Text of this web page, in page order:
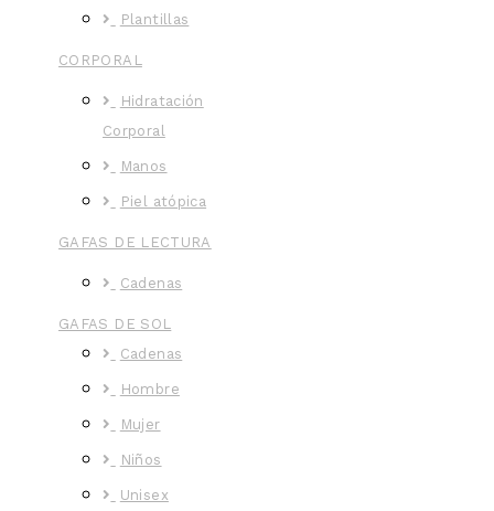
Plantillas
CORPORAL
Hidratación
Corporal
Manos
Piel atópica
GAFAS DE LECTURA
Cadenas
GAFAS DE SOL
Cadenas
Hombre
Mujer
Niños
Unisex